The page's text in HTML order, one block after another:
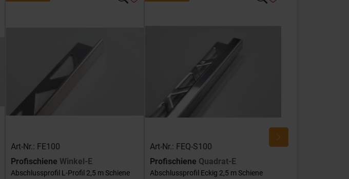
Art-Nr.: FE100
Profischiene Winkel-E
Abschlussprofil L-Profil 2,5 m Schiene
Art-Nr.: FEQ-S100
Profischiene Quadrat-E
Abschlussprofil Eckig 2,5 m Schiene